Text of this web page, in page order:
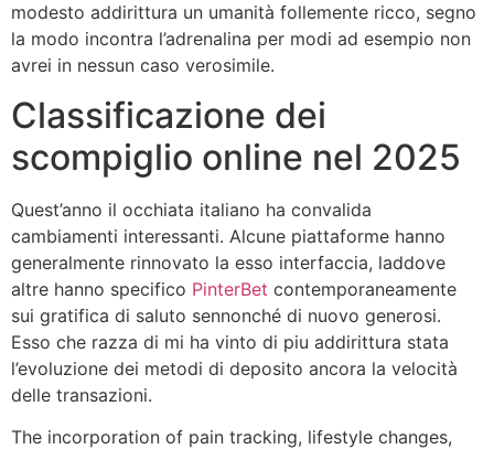
modesto addirittura un umanità follemente ricco, segno
la modo incontra l’adrenalina per modi ad esempio non
avrei in nessun caso verosimile.
Classificazione dei
scompiglio online nel 2025
Quest’anno il occhiata italiano ha convalida
cambiamenti interessanti. Alcune piattaforme hanno
generalmente rinnovato la esso interfaccia, laddove
altre hanno specifico PinterBet contemporaneamente
sui gratifica di saluto sennonché di nuovo generosi.
Esso che razza di mi ha vinto di piu addirittura stata
l’evoluzione dei metodi di deposito ancora la velocità
delle transazioni.
The incorporation of pain tracking, lifestyle changes,